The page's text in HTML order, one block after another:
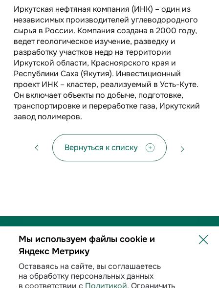
Иркутская нефтяная компания (ИНК) – один из
независимых производителей углеводородного
сырья в России. Компания создана в 2000 году,
ведет геологическое изучение, разведку и
разработку участков недр на территории
Иркутской области, Красноярского края и
Республики Саха (Якутия). Инвестиционный
проект ИНК – кластер, реализуемый в Усть-Куте.
Он включает объекты по добыче, подготовке,
транспортировке и переработке газа, Иркутский
завод полимеров.
Вернуться к списку
Политика обработки персональных данных
Договорные условия
Мы используем файлы cookie и
Яндекс Метрику
Оставаясь на сайте, вы соглашаетесь
на обработку персональных данных
в соответствии с Политикой. Ограничить